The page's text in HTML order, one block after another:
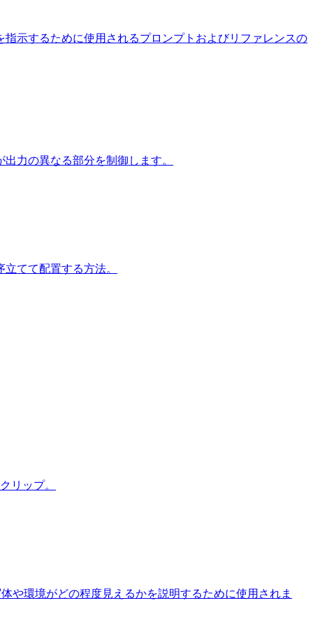
示するために使用されるプロンプトおよびリファレンスの
力の異なる部分を制御します。
てて配置する方法。
リップ。
や環境がどの程度見えるかを説明するために使用されま